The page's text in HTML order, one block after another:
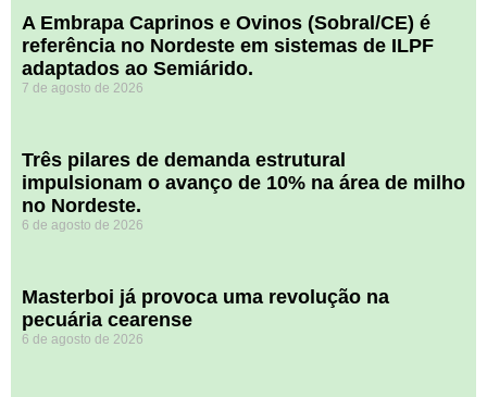
A Embrapa Caprinos e Ovinos (Sobral/CE) é
referência no Nordeste em sistemas de ILPF
adaptados ao Semiárido.
7 de agosto de 2026
​Três pilares de demanda estrutural
impulsionam o avanço de 10% na área de milho
no Nordeste.
6 de agosto de 2026
Masterboi já provoca uma revolução na
pecuária cearense
6 de agosto de 2026